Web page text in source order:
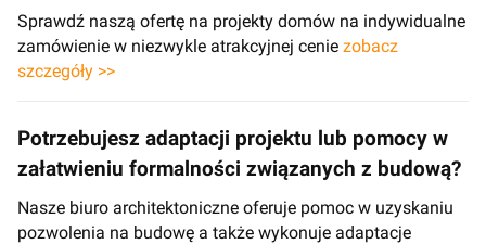
Sprawdź naszą ofertę na projekty domów na indywidualne
zamówienie w niezwykle atrakcyjnej cenie zobacz
szczegóły >>
Potrzebujesz adaptacji projektu lub pomocy w
załatwieniu formalności związanych z budową?
Nasze biuro architektoniczne oferuje pomoc w uzyskaniu
pozwolenia na budowę a także wykonuje adaptacje